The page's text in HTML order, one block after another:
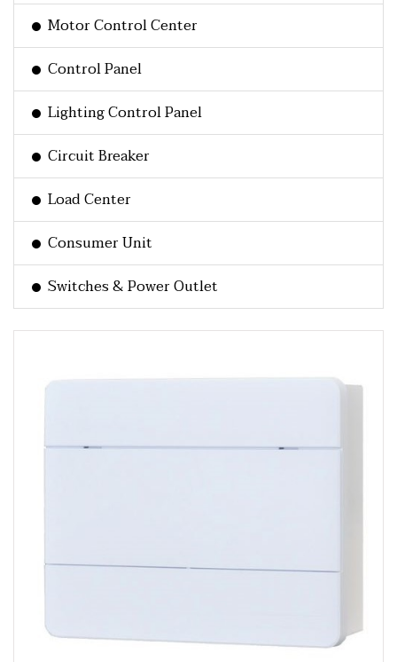
Motor Control Center
Control Panel
Lighting Control Panel
Circuit Breaker
Load Center
Consumer Unit
Switches & Power Outlet